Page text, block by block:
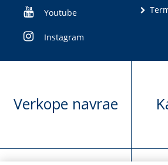
Youtube
Instagram
Verkope navrae